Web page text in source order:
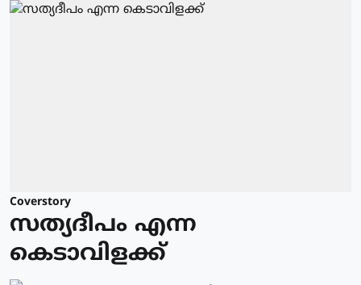
Coverstory
സത്യദീപം എന്ന
കെടാവിളക്ക്